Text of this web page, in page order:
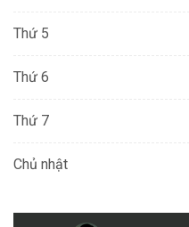
Thứ 5
Thứ 6
Thứ 7
Chủ nhật